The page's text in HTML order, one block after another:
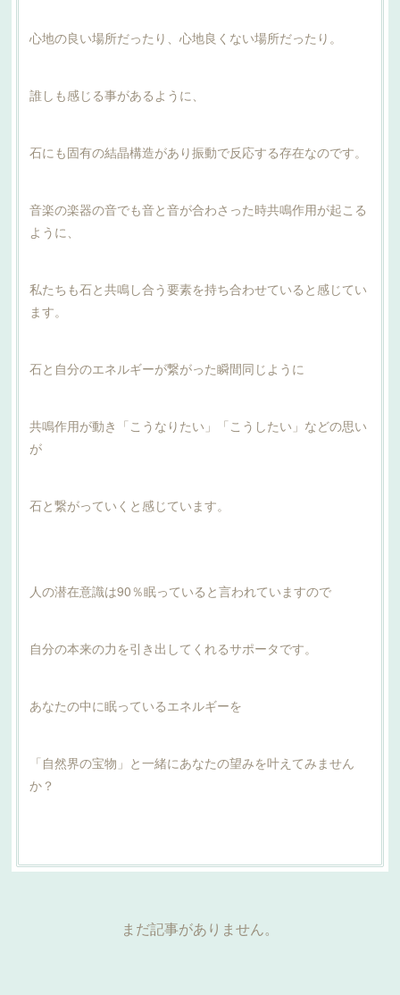
心地の良い場所だったり、心地良くない場所だったり。
誰しも感じる事があるように、
石にも固有の結晶構造があり振動で反応する存在なのです。
音楽の楽器の音でも音と音が合わさった時共鳴作用が起こる
ように、
私たちも石と共鳴し合う要素を持ち合わせていると感じてい
ます。
石と自分のエネルギーが繋がった瞬間同じように
共鳴作用が動き「こうなりたい」「こうしたい」などの思い
が
石と繋がっていくと感じています。
人の潜在意識は90％眠っていると言われていますので
自分の本来の力を引き出してくれるサポータです。
あなたの中に眠っているエネルギーを
「自然界の宝物」と一緒にあなたの望みを叶えてみません
か？
まだ記事がありません。